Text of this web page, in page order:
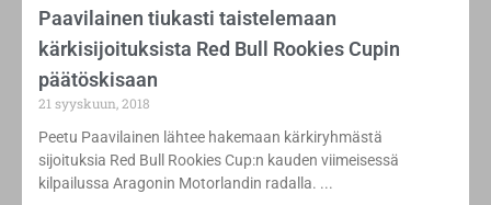
Paavilainen tiukasti taistelemaan
kärkisijoituksista Red Bull Rookies Cupin
päätöskisaan
21 syyskuun, 2018
Peetu Paavilainen lähtee hakemaan kärkiryhmästä
sijoituksia Red Bull Rookies Cup:n kauden viimeisessä
kilpailussa Aragonin Motorlandin radalla.